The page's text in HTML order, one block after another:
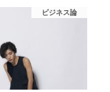
ビジネス論